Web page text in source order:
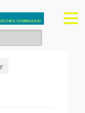
Stein
naturwissenschaftlich-